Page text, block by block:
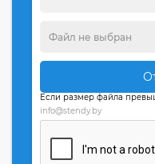
Если размер файла
info@stendy.by